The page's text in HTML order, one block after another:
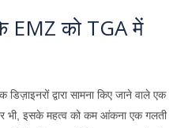
EMZ को TGA में
डिज़ाइनरों द्वारा सामना किए जाने वाले एक
भी, इसके महत्व को कम आंकना एक गलती